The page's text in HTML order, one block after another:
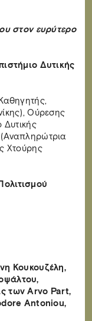
στον ευρύτερο
Δυτικής
Ούρεσης
Δυτικής
Χτούρης
Κουκουζέλη,
των Arvo Part,
Antoniou,